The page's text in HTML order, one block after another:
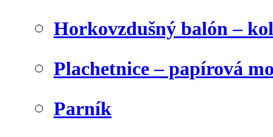
Horkovzdušný balón –
Plachetnice – papírová
Parník